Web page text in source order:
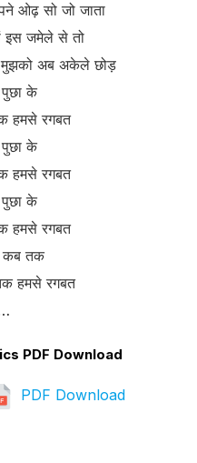
ओढ़ सो जो जाता
इस जमेले से तो
अब अकेले छोड़
के
हमसे रगबत
के
हमसे रगबत
के
हमसे रगबत
तक
हमसे रगबत
PDF Download
PDF Download